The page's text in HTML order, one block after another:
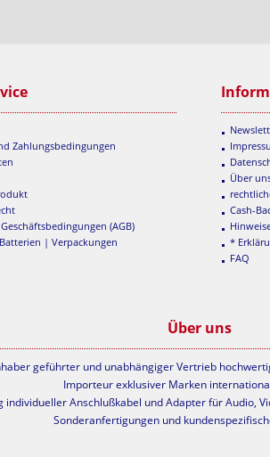
Zahlungsbedingungen
(AGB)
| Verpackungen
Über
Cash-
*
FAQ
Über uns
geführter und unabhängiger Vertrieb
Importeur exklusiver Marken
individueller Anschlußkabel und Adapter für Audio,
Sonderanfertigungen und